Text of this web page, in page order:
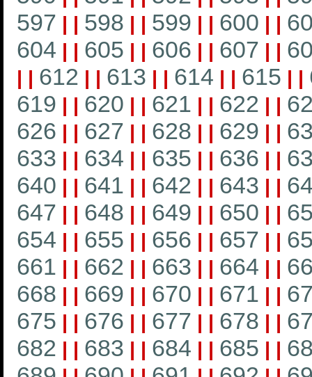
597 | | 598 | | 599 | | 600 | |
604 | | 605 | | 606 | | 607 | |
| | 612 | | 613 | | 614 | | 615 | |
619 | | 620 | | 621 | | 622 | |
626 | | 627 | | 628 | | 629 | |
633 | | 634 | | 635 | | 636 | |
640 | | 641 | | 642 | | 643 | |
647 | | 648 | | 649 | | 650 | |
654 | | 655 | | 656 | | 657 | |
661 | | 662 | | 663 | | 664 | |
668 | | 669 | | 670 | | 671 | |
675 | | 676 | | 677 | | 678 | |
682 | | 683 | | 684 | | 685 | |